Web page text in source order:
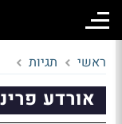
ראשי תגיות
אורדע